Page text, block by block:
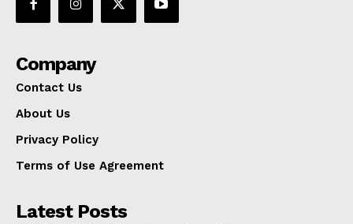
Company
Contact Us
About Us
Privacy Policy
Terms of Use Agreement
Latest Posts